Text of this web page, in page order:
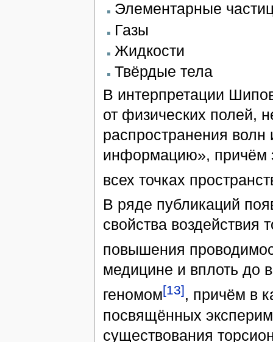
Элементарные
Газы
Жидкости
Твёрдые тела
В интерпретации
от физических полей,
распространения
информацию», причём
всех точках
В ряде публикаций
свойства воздействия
повышения
медицине и вплоть до
геномом[13], причём в
посвящённых
существования